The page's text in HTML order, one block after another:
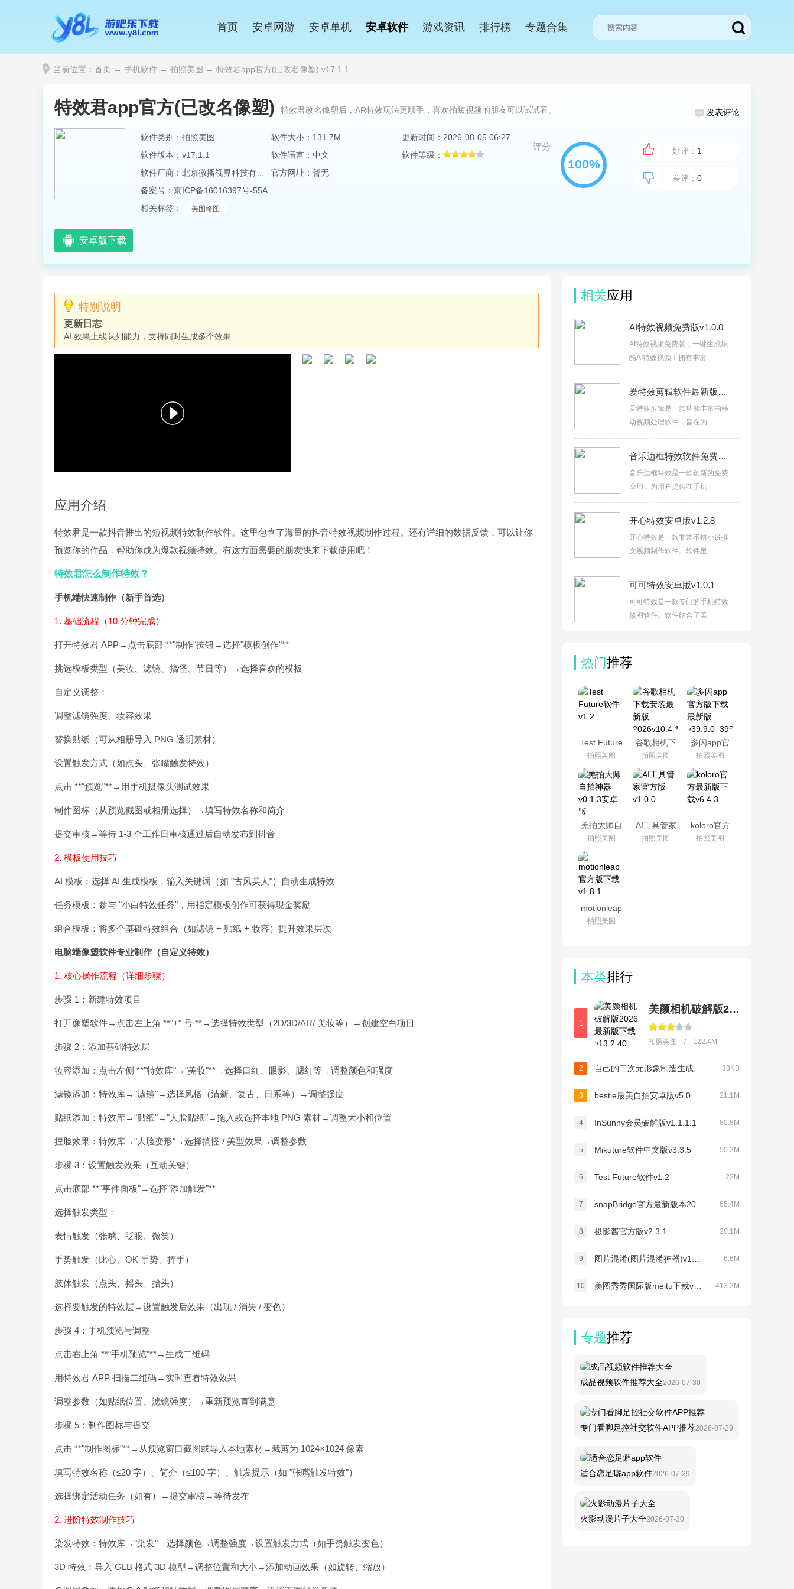
首页 安卓网游 安卓单机 安卓软件 游戏资讯 排行榜 专题合集
当前位置： 首页 → 手机软件 → 拍照美图 → 特效君app官方(已改名像塑) v17.1.1
特效君app官方(已改名像塑) 特效君改名像塑后，AR特效玩法更顺手，喜欢拍短视频的朋友可以试试看。 发表评论
软件类别：拍照美图 软件大小：131.7M
更新时间：2026-08-05 06:27
软件版本：v17.1.1
软件语言：中文
软件等级：
官方网址：暂无
备案号： 京ICP备16016397号-55A
相关标签：
美图修图
评分 好评： 1
差评： 0
安卓版下载
更新日志
AI 效果上线队列能力，支持同时生成多个效果
特别说明
应用介绍
特效君是一款抖音推出的短视频特效制作软件。这里包含了海量的抖音特效视频制作过程。还有详细的数据反馈，可以让你
预览你的作品，帮助你成为爆款视频特效。有这方面需要的朋友快来下载使用吧！
特效君怎么制作特效？
手机端快速制作（新手首选）
1. 基础流程（10 分钟完成）
打开特效君 APP→点击底部 **"制作"按钮→选择"模板创作"**
挑选模板类型（美妆、滤镜、搞怪、节日等）→选择喜欢的模板
自定义调整：
调整滤镜强度、妆容效果
替换贴纸（可从相册导入 PNG 透明素材）
设置触发方式（如点头、张嘴触发特效）
点击 **"预览"**→用手机摄像头测试效果
制作图标（从预览截图或相册选择）→填写特效名称和简介
提交审核→等待 1-3 个工作日审核通过后自动发布到抖音
2. 模板使用技巧
AI 模板：选择 AI 生成模板，输入关键词（如 "古风美人"）自动生成特效
任务模板：参与 "小白特效任务"，用指定模板创作可获得现金奖励
组合模板：将多个基础特效组合（如滤镜 + 贴纸 + 妆容）提升效果层次
电脑端像塑软件专业制作（自定义特效）
1. 核心操作流程（详细步骤）
步骤 1：新建特效项目
打开像塑软件→点击左上角 **"+" 号 **→选择特效类型（2D/3D/AR/ 美妆等）→创建空白项目
步骤 2：添加基础特效层
妆容添加：点击左侧 **"特效库"→"美妆"**→选择口红、眼影、腮红等→调整颜色和强度
滤镜添加：特效库→"滤镜"→选择风格（清新、复古、日系等）→调整强度
贴纸添加：特效库→"贴纸"→"人脸贴纸"→拖入或选择本地 PNG 素材→调整大小和位置
捏脸效果：特效库→"人脸变形"→选择搞怪 / 美型效果→调整参数
步骤 3：设置触发效果（互动关键）
点击底部 **"事件面板"→选择"添加触发"**
选择触发类型：
表情触发（张嘴、眨眼、微笑）
手势触发（比心、OK 手势、挥手）
肢体触发（点头、摇头、抬头）
选择要触发的特效层→设置触发后效果（出现 / 消失 / 变色）
步骤 4：手机预览与调整
点击右上角 **"手机预览"**→生成二维码
用特效君 APP 扫描二维码→实时查看特效效果
调整参数（如贴纸位置、滤镜强度）→重新预览直到满意
步骤 5：制作图标与提交
点击 **"制作图标"**→从预览窗口截图或导入本地素材→裁剪为 1024×1024 像素
填写特效名称（≤20 字）、简介（≤100 字）、触发提示（如 "张嘴触发特效"）
选择绑定活动任务（如有）→提交审核→等待发布
2. 进阶特效制作技巧
染发特效：特效库→"染发"→选择颜色→调整强度→设置触发方式（如手势触发变色）
3D 特效：导入 GLB 格式 3D 模型→调整位置和大小→添加动画效果（如旋转、缩放）
相关应用
AI特效视频免费版v1.0.0
AI特效视频免费版，一键生成炫
酷AI特效视频！拥有丰富
爱特效剪辑软件最新版v1.0.1
爱特效剪辑是一款功能丰富的移
动视频处理软件，旨在为
音乐边框特效软件免费版v1.0
音乐边框特效是一款创新的免费
应用，为用户提供在手机
开心特效安卓版v1.2.8
开心特效是一款非常不错小说推
文视频制作软件。软件里
可可特效安卓版v1.0.1
可可特效是一款专门的手机特效
修图软件。软件结合了美
热门推荐
Test Future
软件v1.2
拍照美图
谷歌相机下
载安装最新
版
2026v10.4.117.936816638.14
拍照美图
多闪app官
方版下载最
新版
v39.9.0_39900300
拍照美图
羌拍大师自
拍神器
v0.1.3安卓
拍照美图
AI工具管家
官方版
v1.0.0
拍照美图
koloro官方
最新版下载
v6.4.3
拍照美图
motionleap
官方版下载
v1.8.1
拍照美图
本类排行
1
美颜相机破解版2026最新版下载
拍照美图 / 122.4M
2 38KB
3 21.1M
4 InSunny会员破解版v1.1.1.1 80.8M
5 Mikuture软件中文版v3.3.5 50.2M
6 Test Future软件v1.2 22M
7 65.4M
8 摄影酱官方版v2.3.1 20.1M
9 6.6M
10 413.2M
专题推荐
成品视频软件推荐大全2026-07-30
专门看脚足控社交软件APP推荐2026-07-29
适合恋足癖app软件2026-07-29
火影动漫片子大全2026-07-30